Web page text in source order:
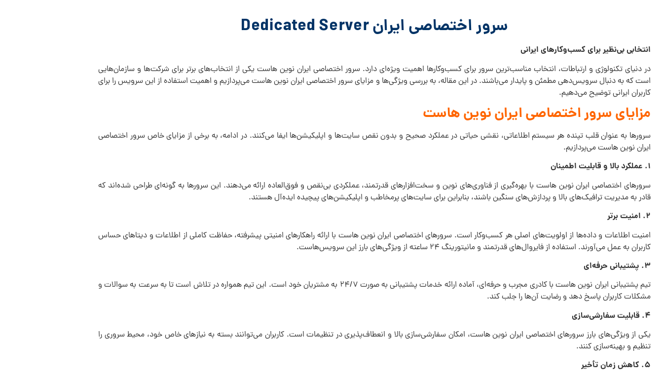
سرور اختصاصی ایران Dedicated Server
انتخابی بی‌نظیر برای کسب‌وکارهای ایرانی
در دنیای تکنولوژی و ارتباطات، انتخاب مناسب‌ترین سرور برای کسب‌وکارها اهمیت ویژه‌ای دارد. سرور اختصاصی ایران نوین هاست یکی از انتخاب‌های برتر برای شرکت‌ها و سازمان‌هایی
است که به دنبال سرویس‌دهی مطمئن و پایدار می‌باشند. در این مقاله، به بررسی ویژگی‌ها و مزایای سرور اختصاصی ایران نوین هاست می‌پردازیم و اهمیت استفاده از این سرویس را برای
کاربران ایرانی توضیح می‌دهیم.
مزایای سرور اختصاصی ایران نوین هاست
سرورها به عنوان قلب تپنده هر سیستم اطلاعاتی، نقشی حیاتی در عملکرد صحیح و بدون نقص سایت‌ها و اپلیکیشن‌ها ایفا می‌کنند. در ادامه، به برخی از مزایای خاص سرور اختصاصی
ایران نوین هاست می‌پردازیم.
۱. عملکرد بالا و قابلیت اطمینان
سرورهای اختصاصی ایران نوین هاست با بهره‌گیری از فناوری‌های نوین و سخت‌افزارهای قدرتمند، عملکردی بی‌نقص و فوق‌العاده ارائه می‌دهند. این سرورها به گونه‌ای طراحی شده‌اند که
قادر به مدیریت ترافیک‌های بالا و پردازش‌های سنگین باشند، بنابراین برای سایت‌های پرمخاطب و اپلیکیشن‌های پیچیده ایده‌آل هستند.
۲. امنیت برتر
امنیت اطلاعات و داده‌ها از اولویت‌های اصلی هر کسب‌وکار است. سرورهای اختصاصی ایران نوین هاست با ارائه راهکارهای امنیتی پیشرفته، حفاظت کاملی از اطلاعات و دیتاهای حساس
کاربران به عمل می‌آورند. استفاده از فایروال‌های قدرتمند و مانیتورینگ ۲۴ ساعته از ویژگی‌های بارز این سرویس‌هاست.
۳. پشتیبانی حرفه‌ای
تیم پشتیبانی ایران نوین هاست با کادری مجرب و حرفه‌ای، آماده ارائه خدمات پشتیبانی به صورت ۲۴/۷ به مشتریان خود است. این تیم همواره در تلاش است تا به سرعت به سوالات و
مشکلات کاربران پاسخ دهد و رضایت آن‌ها را جلب کند.
۴. قابلیت سفارشی‌سازی
یکی از ویژگی‌های بارز سرورهای اختصاصی ایران نوین هاست، امکان سفارشی‌سازی بالا و انعطاف‌پذیری در تنظیمات است. کاربران می‌توانند بسته به نیازهای خاص خود، محیط سروری را
تنظیم و بهینه‌سازی کنند.
۵. کاهش زمان تأخیر